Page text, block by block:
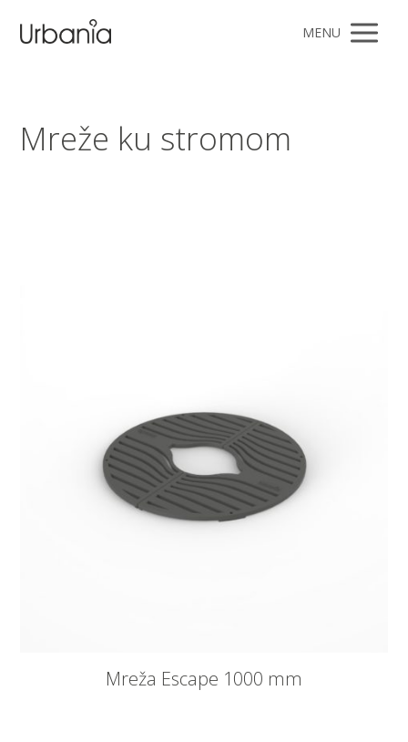
MENU
Mreže ku stromom
Mreža Escape 1000 mm